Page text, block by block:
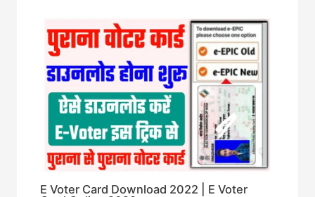
E Voter Card Download 2022 | E Voter